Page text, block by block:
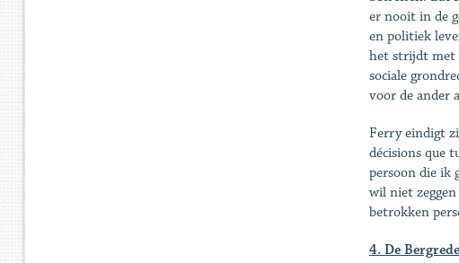
er nooit in de
en politiek
het strijdt met
sociale
voor de ander
Ferry eindigt
décisions que
persoon die ik
wil niet
betrokken
4. De Bergrede